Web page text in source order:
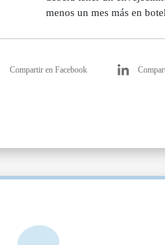
menos un mes más en
Compartir en Facebook